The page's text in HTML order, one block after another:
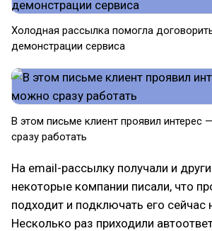
Холодная рассылка помогла
демонстрации сервиса
В этом письме клиент проявил интерес
сразу работать
На email-рассылку получали и
некоторые компании писали, что
подходит и подключать его сейчас
Несколько раз приходили